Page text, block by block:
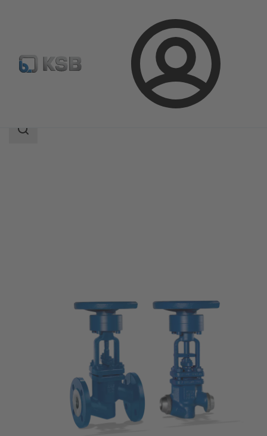
Login
Katalog produktów NORI 40 ZXLF/ZXSF
Zakres